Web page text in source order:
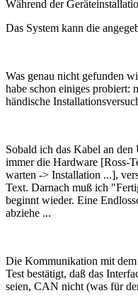
Während der
Das System kann die
Was genau nicht gefunden
habe schon einiges probiert:
händische
Sobald ich das Kabel an
immer die Hardware [Ross-
warten -> Installation ...],
Text. Darnach muß ich
beginnt wieder. Eine
abziehe ...
Die Kommunikation mit
Test bestätigt, daß das
seien, CAN nicht (was für